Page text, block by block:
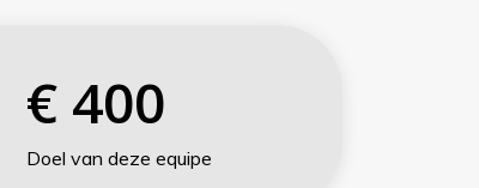
€ 400
Doel van deze equipe